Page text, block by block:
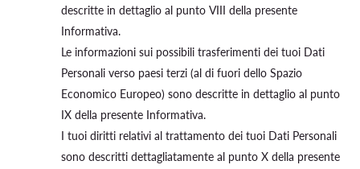
descritte in dettaglio al punto VIII della presente
Informativa.
Le informazioni sui possibili trasferimenti dei tuoi Dati
Personali verso paesi terzi (al di fuori dello Spazio
Economico Europeo) sono descritte in dettaglio al punto
IX della presente Informativa.
I tuoi diritti relativi al trattamento dei tuoi Dati Personali
sono descritti dettagliatamente al punto X della presente